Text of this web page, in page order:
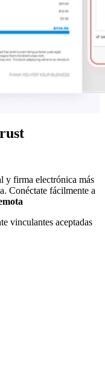
y firma electrónica más
Conéctate fácilmente a
vinculantes aceptadas